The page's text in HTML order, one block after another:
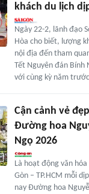
khách du lịch
Ngày 22-2, lãnh đạo
Hòa cho biết, lượng
nội địa đến tham
Tết Nguyên đán Bính
với cùng kỳ năm
Cận cảnh vẻ
Đường hoa
Ngọ 2026
Là hoạt động văn
Gòn – TP.HCM mỗi
nay Đường hoa